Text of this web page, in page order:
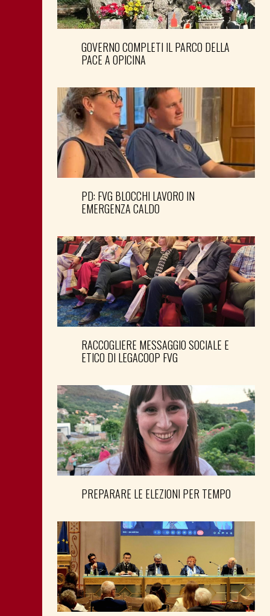
GOVERNO COMPLETI IL PARCO DELLA
PACE A OPICINA
PD: FVG BLOCCHI LAVORO IN
EMERGENZA CALDO
RACCOGLIERE MESSAGGIO SOCIALE E
ETICO DI LEGACOOP FVG
PREPARARE LE ELEZIONI PER TEMPO